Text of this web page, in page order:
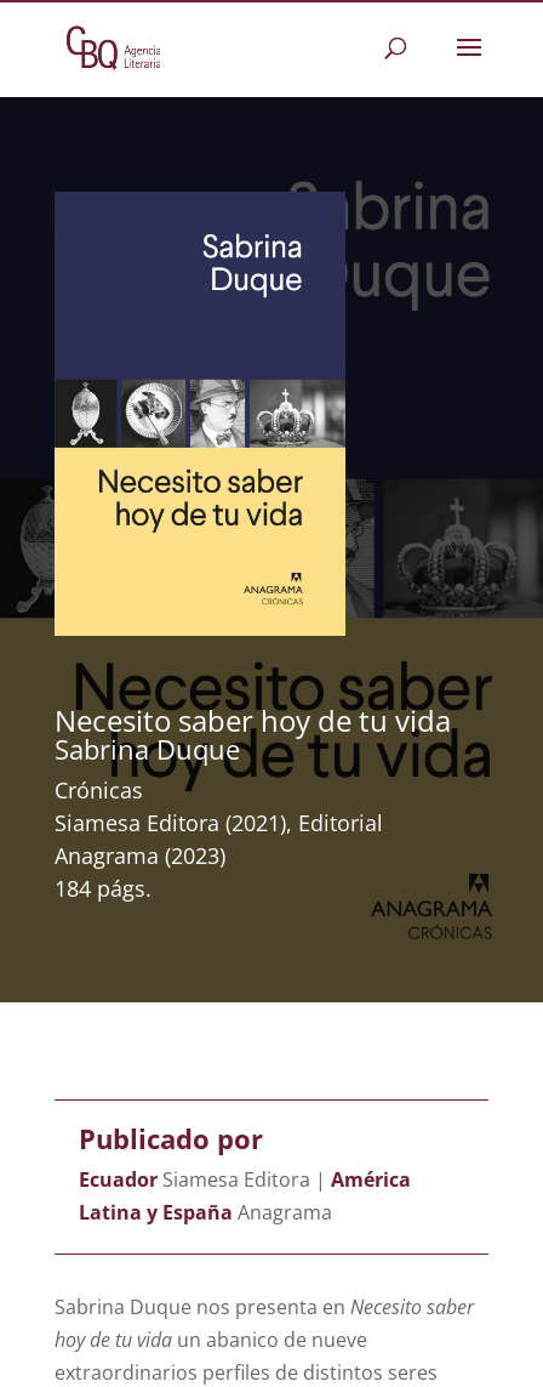
Necesito saber hoy de tu vida
Sabrina Duque
Crónicas
Siamesa Editora (2021), Editorial
Anagrama (2023)
184 págs.
Publicado por
EcuadorSiamesa Editora | América
Latina y España Anagrama
Sabrina Duque nos presenta en Necesito saber
hoy de tu vidaun abanico de nueve
extraordinarios perfiles de distintos seres